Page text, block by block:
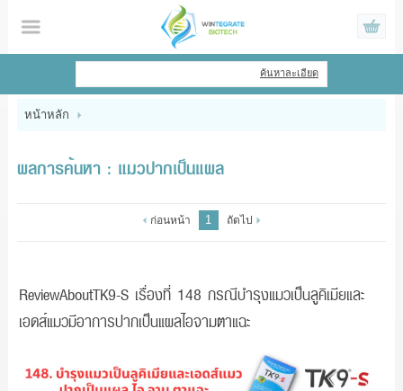
ไทย | English
หน้าหลัก
แจ้งชำระเงิน
ค้นหาละเอียด
หน้าหลัก
ผลการค้นหา : แมวปากเป็นแผล
ก่อนหน้า 1 ถัดไป
ReviewAboutTK9-S เรื่องที่ 148 กรณีบำรุงแมวเป็นลูคิเมียและ
เอดส์แมวมีอาการปากเป็นแผลไอจามตาแฉะ